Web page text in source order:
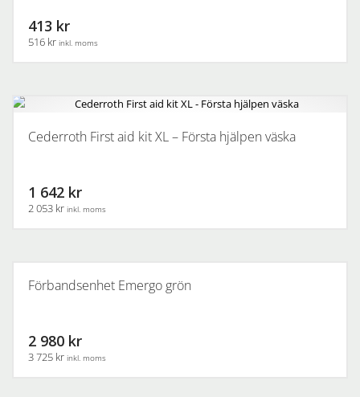
413 kr
516 kr inkl. moms
Cederroth First aid kit XL – Första hjälpen väska
1 642 kr
2 053 kr inkl. moms
Förbandsenhet Emergo grön
2 980 kr
3 725 kr inkl. moms